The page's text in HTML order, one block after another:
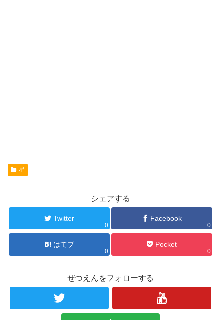
星
シェアする
Twitter
0
Facebook
0
はてブ
0
Pocket
0
ぜつえんをフォローする